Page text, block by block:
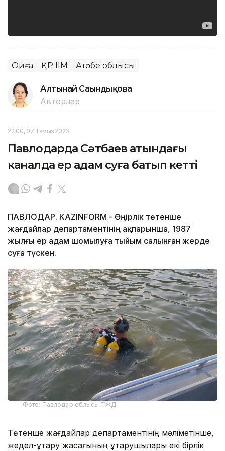
Оқиға ҚР ІІМ Ақтөбе облысы
Алтынай Сағындықова
Авторлар
22:00, 07 Тамыз 2026
Павлодарда Сәтбаев атындағы
каналда ер адам суға батып кетті
ПАВЛОДАР. KAZINFORM - Өңірлік төтенше
жағдайлар департаментінің ақпарынша, 1987
жылғы ер адам шомылуға тыйым салынған жерде
суға түскен.
Фото: Павлодар облысы ТЖД
Төтенше жағдайлар департаментінің мәліметінше,
жедел-құтқару жасағының құтқарушылары екі бірлік